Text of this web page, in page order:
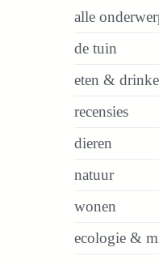
alle
de tuin
eten &
recensies
dieren
natuur
wonen
ecologie &